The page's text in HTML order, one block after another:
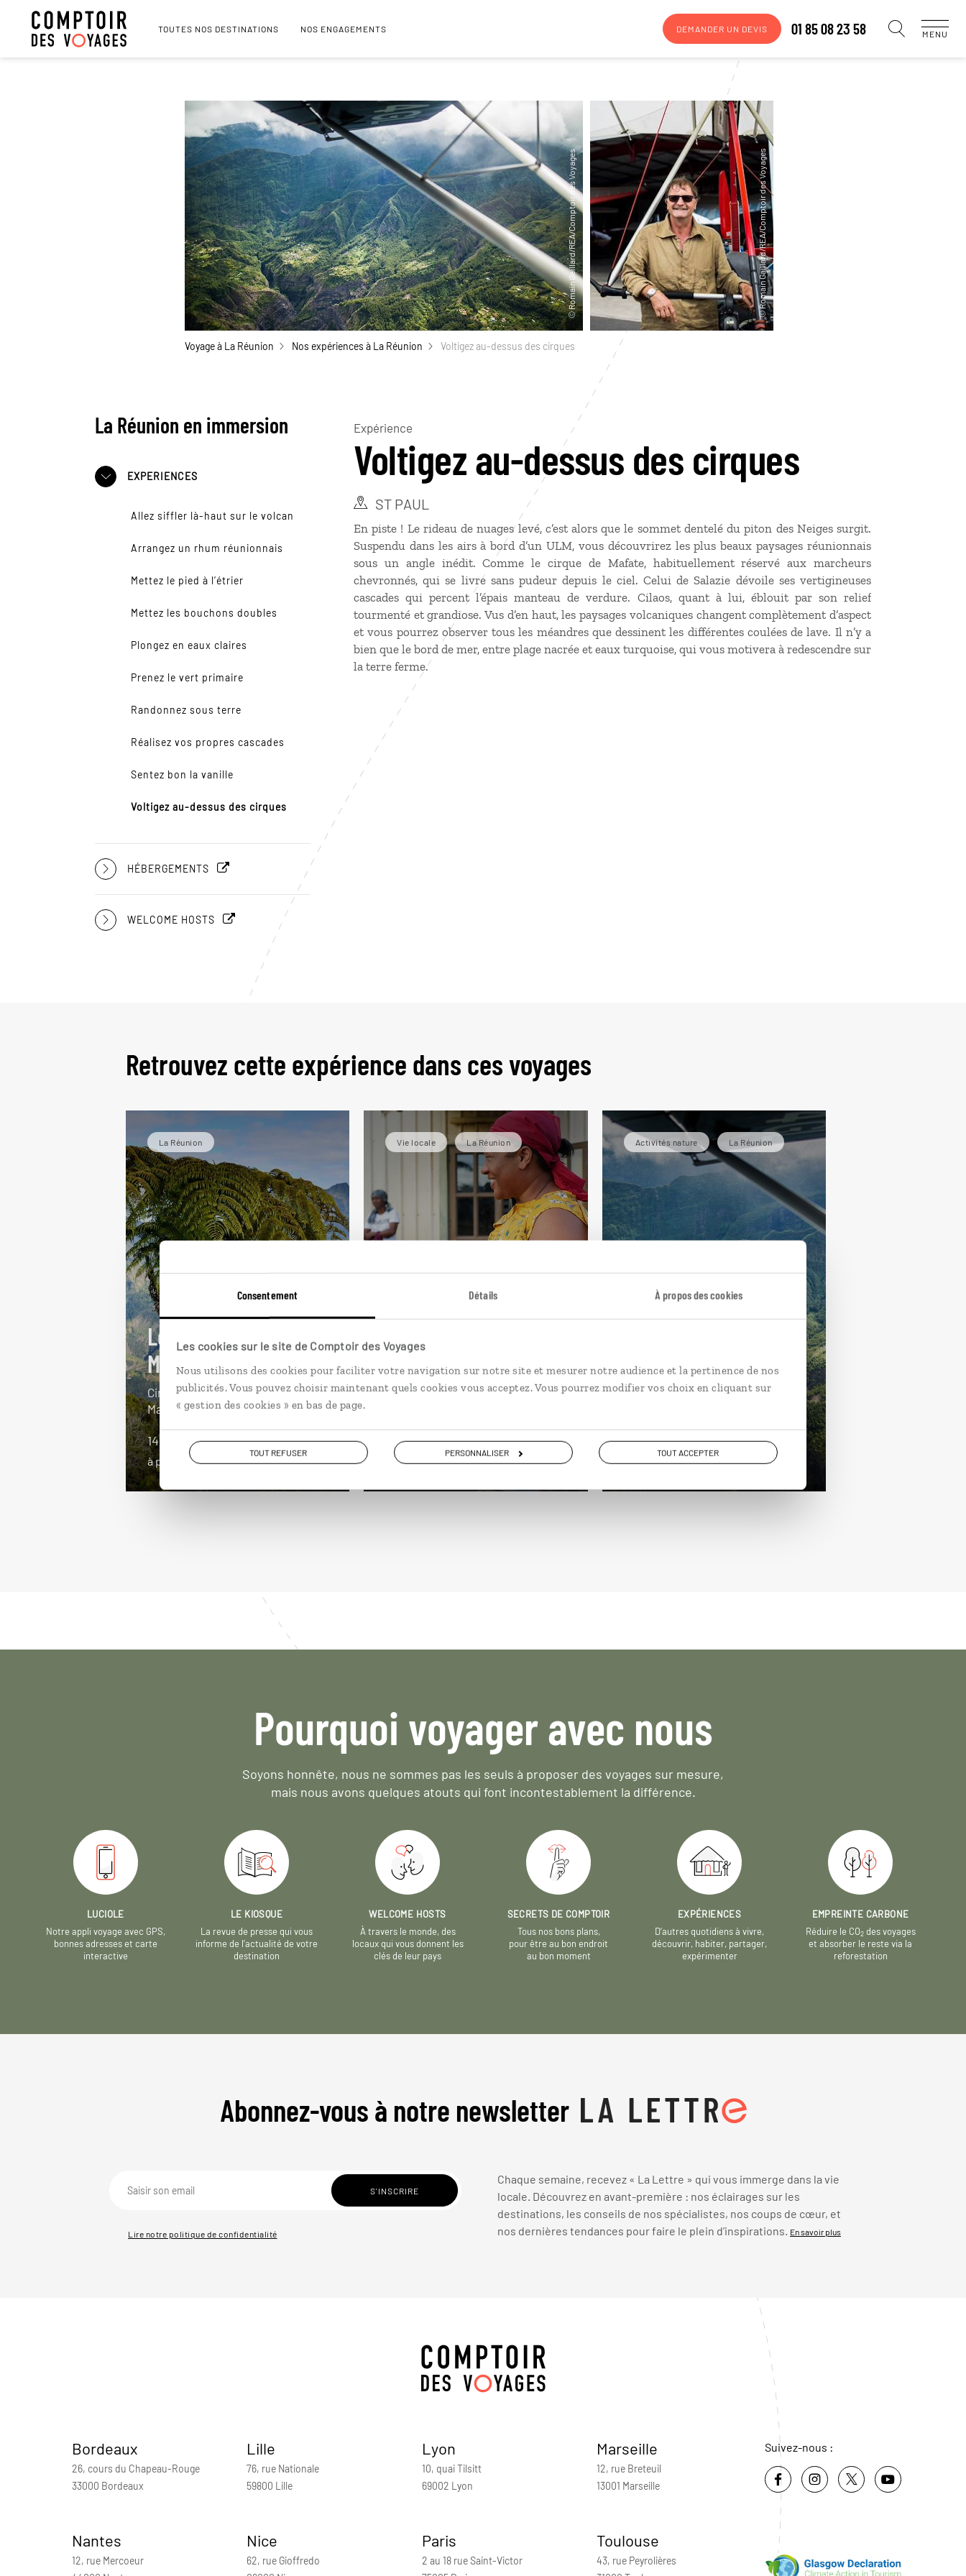
Consentement Détails À propos des cookies
Les cookies sur le site de Comptoir des Voyages
Nous utilisons des cookies pour faciliter votre navigation sur notre site et mesurer notre audience et la pertinence de nos
publicités. Vous pouvez choisir maintenant quels cookies vous acceptez. Vous pourrez modifier vos choix en cliquant sur
« gestion des cookies » en bas de page.
TOUT REFUSER PERSONNALISER TOUT ACCEPTER
TOUTES NOS DESTINATIONS NOS ENGAGEMENTS DEMANDER UN DEVIS 01 85 08 23 58 MENU
Voyage à La Réunion Nos expériences à La Réunion Voltigez au-dessus des cirques
La Réunion en immersion
EXPERIENCES
Allez siffler là-haut sur le volcan
Arrangez un rhum réunionnais
Mettez le pied à l’étrier
Mettez les bouchons doubles
Plongez en eaux claires
Prenez le vert primaire
Randonnez sous terre
Réalisez vos propres cascades
Sentez bon la vanille
Voltigez au-dessus des cirques
HÉBERGEMENTS
WELCOME HOSTS
Expérience
Voltigez au-dessus des cirques
ST PAUL
En piste ! Le rideau de nuages levé, c’est alors que le sommet dentelé du piton des Neiges surgit.
Suspendu dans les airs à bord d’un ULM, vous découvrirez les plus beaux paysages réunionnais
sous un angle inédit. Comme le cirque de Mafate, habituellement réservé aux marcheurs
chevronnés, qui se livre sans pudeur depuis le ciel. Celui de Salazie dévoile ses vertigineuses
cascades qui percent l’épais manteau de verdure. Cilaos, quant à lui, éblouit par son relief
tourmenté et grandiose. Vus d’en haut, les paysages volcaniques changent complètement d’aspect
et vous pourrez observer tous les méandres que dessinent les différentes coulées de lave. Il n’y a
bien que le bord de mer, entre plage nacrée et eaux turquoise, qui vous motivera à redescendre sur
la terre ferme.
Retrouvez cette expérience dans ces voyages
La Réunion
Les reines des
Mascareignes
Circuit autotour à La Réunion et à
Maurice, des cirques aux plages.
14 jours / 11 nuits
à partir de 2350€
Vie locale La Réunion
Cocktail 100 %
créole
Circuit à La Réunion, Maurice et
17 jours / 14 nuits
à partir de 2950€
Activités nature La Réunion
Intense la Réunion lé
Séjour sur la côte sud de La
Réunion, entre plages et
10 jours / 7 nuits
à partir de 2500€
Pourquoi voyager avec nous
Soyons honnête, nous ne sommes pas les seuls à proposer des voyages sur mesure,
mais nous avons quelques atouts qui font incontestablement la différence.
LUCIOLE
Notre appli voyage avec GPS,
bonnes adresses et carte
interactive
LE KIOSQUE
La revue de presse qui vous
informe de l’actualité de votre
destination
WELCOME HOSTS
À travers le monde, des
locaux qui vous donnent les
clés de leur pays
SECRETS DE COMPTOIR
Tous nos bons plans,
pour être au bon endroit
au bon moment
EXPÉRIENCES
D’autres quotidiens à vivre,
découvrir, habiter, partager,
expérimenter
EMPREINTE CARBONE
Réduire le CO2des voyages
et absorber le reste via la
reforestation
Abonnez-vous à notre newsletter
Lire notre politique de confidentialité
Chaque semaine, recevez « La Lettre » qui vous immerge dans la vie
locale. Découvrez en avant-première : nos éclairages sur les
destinations, les conseils de nos spécialistes, nos coups de cœur, et
nos dernières tendances pour faire le plein d’inspirations. En savoir plus
Bordeaux
26, cours du Chapeau-Rouge
33000 Bordeaux
Lille
76, rue Nationale
59800 Lille
Lyon
10, quai Tilsitt
69002 Lyon
Marseille
12, rue Breteuil
13001 Marseille
Nantes
12, rue Mercoeur
Nice
62, rue Gioffredo
Paris
2 au 18 rue Saint-Victor
Toulouse
43, rue Peyrolières
Suivez-nous :